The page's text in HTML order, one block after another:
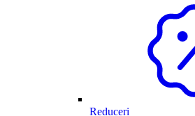
Reduceri